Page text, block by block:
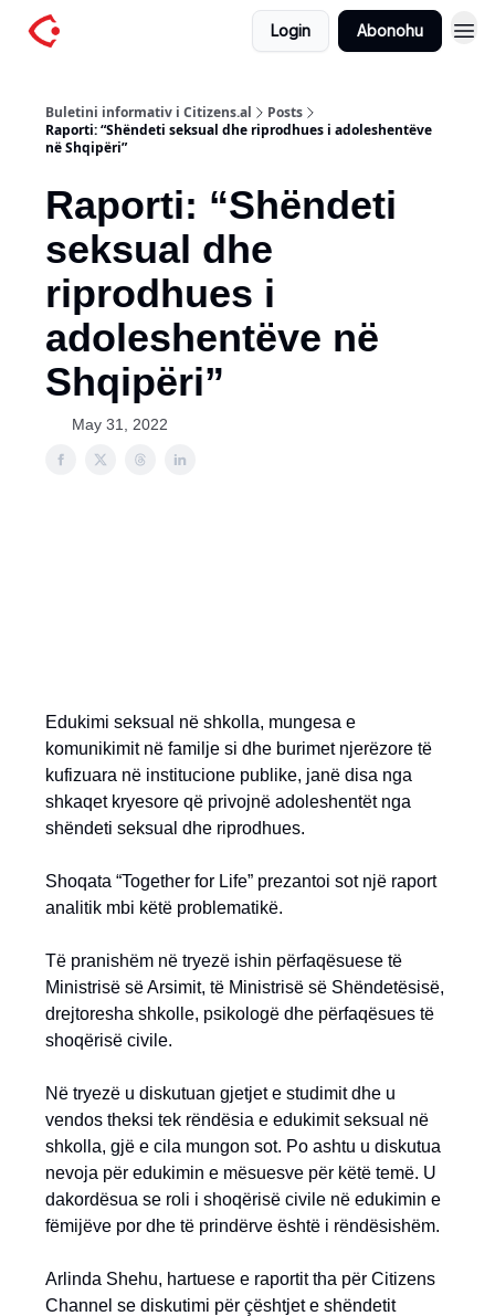
Login Abonohu
Buletini informativ i Citizens.al
Posts
Raporti: “Shëndeti seksual dhe riprodhues i adoleshentëve
në Shqipëri”
Raporti: “Shëndeti
seksual dhe
riprodhues i
adoleshentëve në
Shqipëri”
May 31, 2022
Edukimi seksual në shkolla, mungesa e
komunikimit në familje si dhe burimet njerëzore të
kufizuara në institucione publike, janë disa nga
shkaqet kryesore që privojnë adoleshentët nga
shëndeti seksual dhe riprodhues.
Shoqata “Together for Life” prezantoi sot një raport
analitik mbi këtë problematikë.
Të pranishëm në tryezë ishin përfaqësuese të
Ministrisë së Arsimit, të Ministrisë së Shëndetësisë,
drejtoresha shkolle, psikologë dhe përfaqësues të
shoqërisë civile.
Në tryezë u diskutuan gjetjet e studimit dhe u
vendos theksi tek rëndësia e edukimit seksual në
shkolla, gjë e cila mungon sot. Po ashtu u diskutua
nevoja për edukimin e mësuesve për këtë temë. U
dakordësua se roli i shoqërisë civile në edukimin e
fëmijëve por dhe të prindërve është i rëndësishëm.
Arlinda Shehu, hartuese e raportit tha për Citizens
Channel se diskutimi për çështjet e shëndetit